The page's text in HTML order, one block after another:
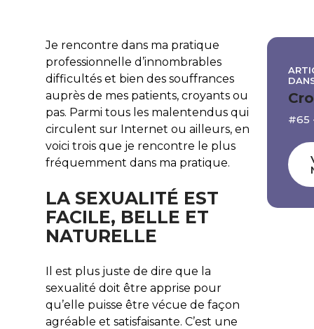
Je rencontre dans ma pratique
professionnelle d’innombrables
difficultés et bien des souffrances
auprès de mes patients, croyants ou
pas. Parmi tous les malentendus qui
circulent sur Internet ou ailleurs, en
voici trois que je rencontre le plus
fréquemment dans ma pratique.
LA SEXUALITÉ EST
FACILE, BELLE ET
NATURELLE
Il est plus juste de dire que la
sexualité doit être apprise pour
qu’elle puisse être vécue de façon
agréable et satisfaisante. C’est une
#65